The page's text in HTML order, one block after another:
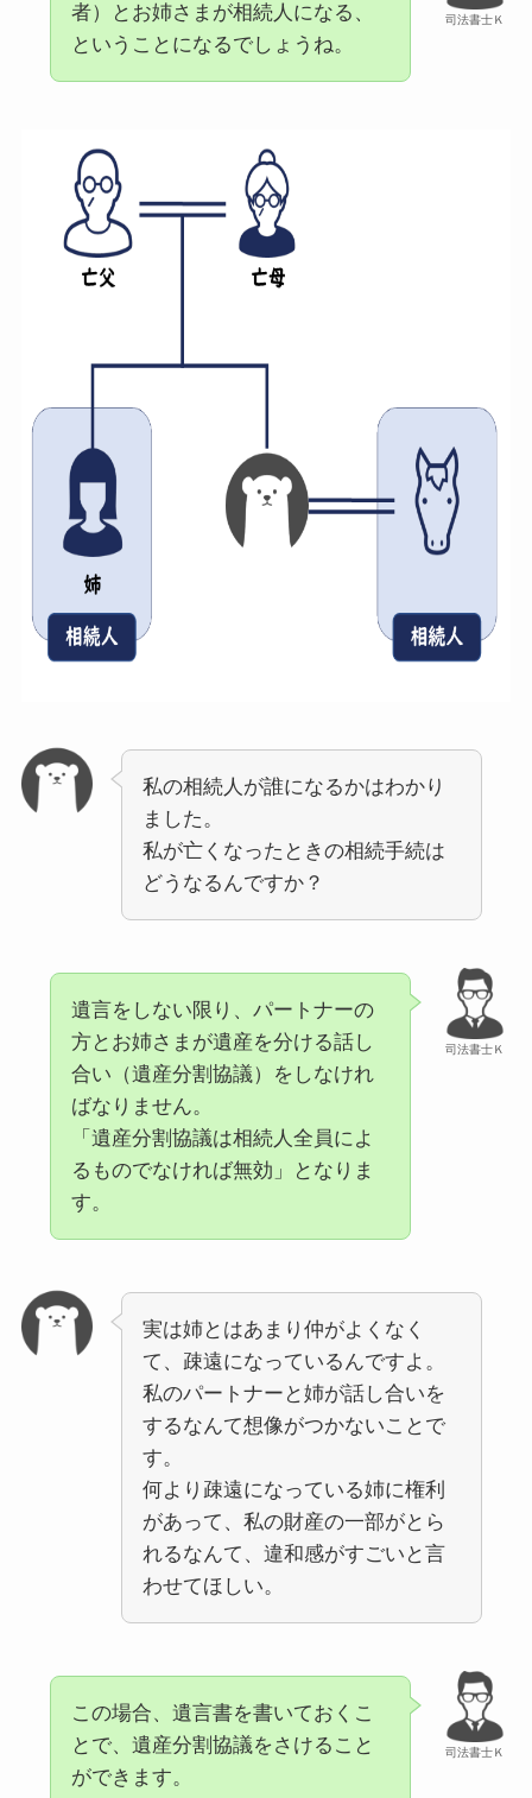
司法書士Ｋ
者）とお姉さまが相続人になる、
ということになるでしょうね。
私の相続人が誰になるかはわかり
ました。
私が亡くなったときの相続手続は
どうなるんですか？
司法書士Ｋ
遺言をしない限り、パートナーの
方とお姉さまが遺産を分ける話し
合い（遺産分割協議）をしなけれ
ばなりません。
「遺産分割協議は相続人全員によ
るものでなければ無効」となりま
す。
実は姉とはあまり仲がよくなく
て、疎遠になっているんですよ。
私のパートナーと姉が話し合いを
するなんて想像がつかないことで
す。
何より疎遠になっている姉に権利
があって、私の財産の一部がとら
れるなんて、違和感がすごいと言
わせてほしい。
司法書士Ｋ
この場合、遺言書を書いておくこ
とで、遺産分割協議をさけること
ができます。